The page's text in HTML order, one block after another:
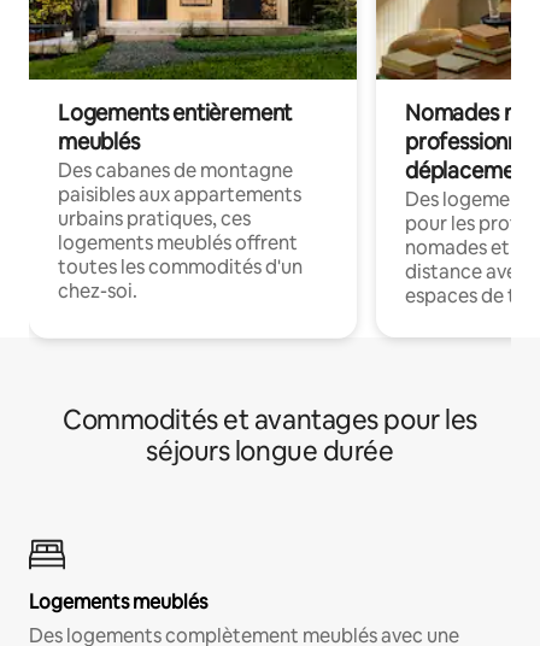
Logements entièrement
meublés
Des cabanes de montagne
paisibles aux appartements
urbains pratiques, ces
logements meublés offrent
toutes les commodités d'un
chez-soi.
Nomades
déplacement
Des
pour les
nomades et
distance avec
espaces de
Commodités et avantages pour les
séjours longue durée
Logements meublés
Des logements complètement meublés avec une